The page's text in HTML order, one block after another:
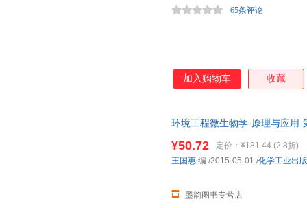
65条评论
加入购物车 收藏
环境工程微生物学-原理与应用
¥50.72 定价： ¥181.44 (2.8折)
墨韵图书专营店
王国惠 编 /2015-05-01 /化学工业出